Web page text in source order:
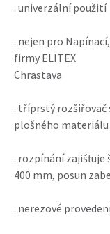
. univerzální použití
. nejen pro
firmy ELITEX
Chrastava
. tříprstý
plošného
. rozpínání zajišťuje
400 mm, posun
. nerezové